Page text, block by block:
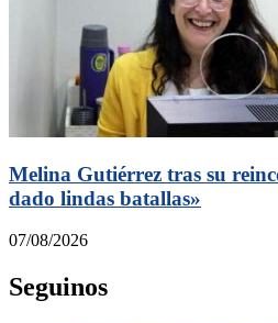
Melina Gutiérrez tras su
dado lindas batallas»
07/08/2026
Seguinos